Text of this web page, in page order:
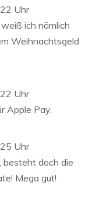
Uhr
ich nämlich
Weihnachtsgeld
Uhr
Apple Pay.
Uhr
besteht doch die
Mega gut!